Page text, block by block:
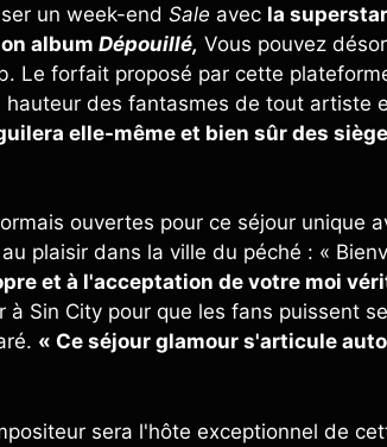
un week-end Sale avec la
album Dépouillé, Vous pouvez
Le forfait proposé par cette
des fantasmes de tout artiste
elle-même et bien sûr des
ouvertes pour ce séjour unique
plaisir dans la ville du péché : «
et à l'acceptation de votre moi
à Sin City pour que les fans puissent
« Ce séjour glamour s'articule
sera l'hôte exceptionnel de